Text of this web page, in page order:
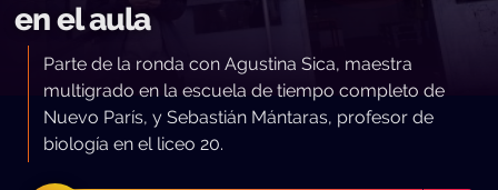
en el aula
Parte de la ronda con Agustina Sica, maestra
multigrado en la escuela de tiempo completo de
Nuevo París, y Sebastián Mántaras, profesor de
biología en el liceo 20.